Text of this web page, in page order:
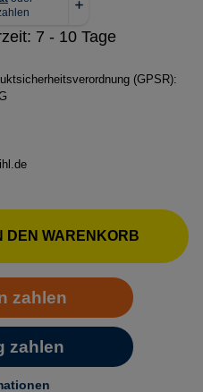
7 - 10 Tage
(GPSR):
den gewünschten
DEN WARENKORB